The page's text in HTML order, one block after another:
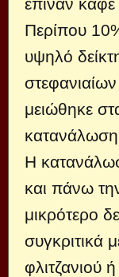
Περίπου
υψηλό
μειώθηκε
Η
και πάνω
μικρότερο
συγκριτικά
φλιτζανιού